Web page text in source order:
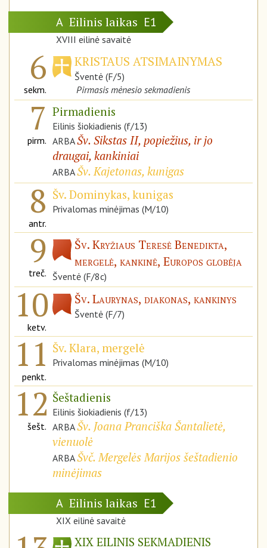
A Eilinis laikas E1
XVIII eilinė savaitė
6
sekm.
KRISTAUS ATSIMAINYMAS
Šventė (F/5)
Pirmasis mėnesio sekmadienis
7
pirm.
Pirmadienis
Eilinis šiokiadienis (f/13)
ARBAŠv. Sikstas II, popiežius, ir jo
draugai, kankiniai
ARBAŠv. Kajetonas, kunigas
8
antr.
Šv. Dominykas, kunigas
Privalomas minėjimas (M/10)
9
treč.
Šv. Kryžiaus Teresė Benedikta,
mergelė, kankinė, Europos globėja
Šventė (F/8c)
10
ketv.
Šv. Laurynas, diakonas, kankinys
Šventė (F/7)
11
penkt.
Šv. Klara, mergelė
Privalomas minėjimas (M/10)
12
šešt.
Šeštadienis
Eilinis šiokiadienis (f/13)
ARBAŠv. Joana Pranciška Šantalietė,
vienuolė
ARBAŠvč. Mergelės Marijos šeštadienio
minėjimas
A Eilinis laikas E1
XIX eilinė savaitė
XIX EILINIS SEKMADIENIS